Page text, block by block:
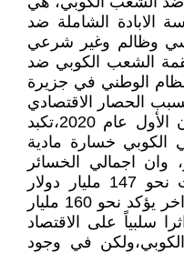
الابادة الشاملة ضد
وظالم وغير شرعي
الشعب الكوبي ضد
الوطني في جزيرة
الحصار الاقتصادي
من ابريل عام 2019 حتى كانون الأول عام 2020،تكبد
الكوبي خسارة مادية
دولار، وان اجمالي الخسائر
المادية لاكثر من 60 عاماً بلغت نحو 147 مليار دولار
و853 مليون دولار، وهناك تقدير اخر يؤكد نحو 160 مليار
سلبياً على الاقتصاد
في وجود